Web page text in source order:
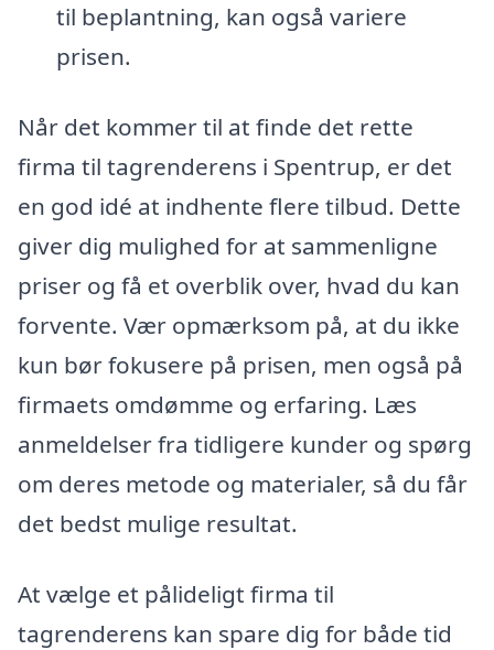
til beplantning, kan også variere
prisen.
Når det kommer til at finde det rette
firma til tagrenderens i Spentrup, er det
en god idé at indhente flere tilbud. Dette
giver dig mulighed for at sammenligne
priser og få et overblik over, hvad du kan
forvente. Vær opmærksom på, at du ikke
kun bør fokusere på prisen, men også på
firmaets omdømme og erfaring. Læs
anmeldelser fra tidligere kunder og spørg
om deres metode og materialer, så du får
det bedst mulige resultat.
At vælge et pålideligt firma til
tagrenderens kan spare dig for både tid